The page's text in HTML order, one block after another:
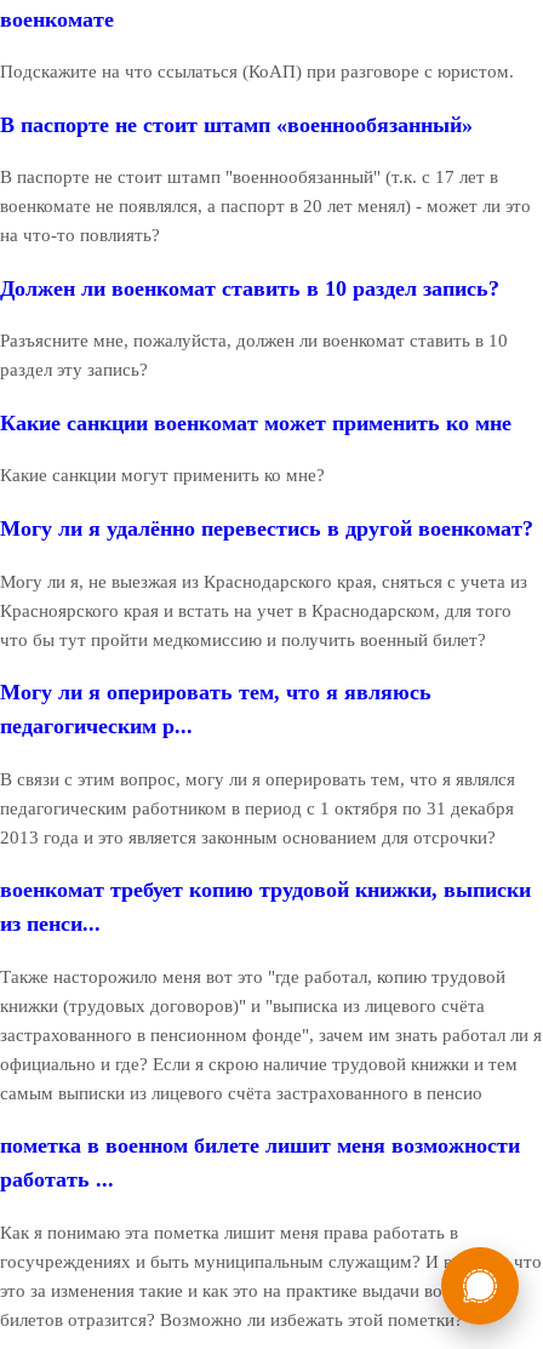
военкомате
Подскажите на что ссылаться (КоАП) при разговоре с юристом.
В паспорте не стоит штамп «военнообязанный»
В паспорте не стоит штамп "военнообязанный" (т.к. с 17 лет в
военкомате не появлялся, а паспорт в 20 лет менял) - может ли это
на что-то повлиять?
Должен ли военкомат ставить в 10 раздел запись?
Разъясните мне, пожалуйста, должен ли военкомат ставить в 10
раздел эту запись?
Какие санкции военкомат может применить ко мне
Какие санкции могут применить ко мне?
Могу ли я удалённо перевестись в другой военкомат?
Могу ли я, не выезжая из Краснодарского края, сняться с учета из
Красноярского края и встать на учет в Краснодарском, для того
что бы тут пройти медкомиссию и получить военный билет?
Могу ли я оперировать тем, что я являюсь
педагогическим р...
В связи с этим вопрос, могу ли я оперировать тем, что я являлся
педагогическим работником в период с 1 октября по 31 декабря
2013 года и это является законным основанием для отсрочки?
военкомат требует копию трудовой книжки, выписки
из пенси...
Также насторожило меня вот это "где работал, копию трудовой
книжки (трудовых договоров)" и "выписка из лицевого счёта
застрахованного в пенсионном фонде", зачем им знать работал ли я
официально и где? Если я скрою наличие трудовой книжки и тем
самым выписки из лицевого счёта застрахованного в пенсио
пометка в военном билете лишит меня возможности
работать ...
Как я понимаю эта пометка лишит меня права работать в
госучреждениях и быть муниципальным служащим? И вообще, что
это за изменения такие и как это на практике выдачи военных
билетов отразится? Возможно ли избежать этой пометки?
Мы в России
Бесплатная
консультация
8 (800) 775-35-89